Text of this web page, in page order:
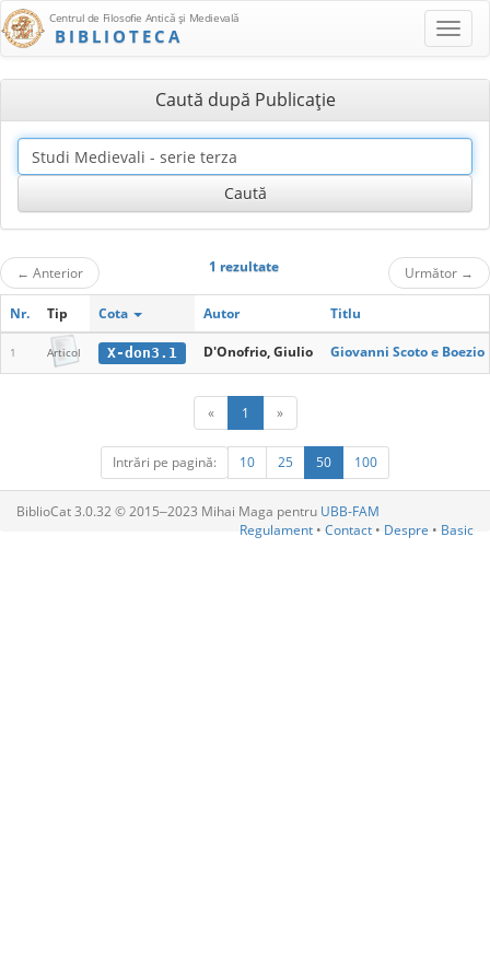
Centrul de Filosofie Antică şi Medievală
BIBLIOTECA
Caută după Publicaţie
← Anterior 1 rezultate Următor →
Nr. Tip Cota Autor Titlu
1 Articol X-don3.1 D'Onofrio, Giulio Giovanni Scoto e Boezio
« 1 »
Intrări pe pagină: 10 25 50 100
BiblioCat 3.0.32 © 2015‒2023 Mihai Maga pentru UBB-FAM
Regulament • Contact • Despre • Basic